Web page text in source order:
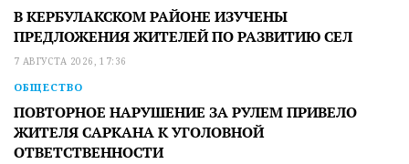
В КЕРБУЛАКСКОМ РАЙОНЕ ИЗУЧЕНЫ
ПРЕДЛОЖЕНИЯ ЖИТЕЛЕЙ ПО РАЗВИТИЮ СЕЛ
7 АВГУСТА 2026, 17:36
ОБЩЕСТВО
ПОВТОРНОЕ НАРУШЕНИЕ ЗА РУЛЕМ ПРИВЕЛО
ЖИТЕЛЯ САРКАНА К УГОЛОВНОЙ
ОТВЕТСТВЕННОСТИ